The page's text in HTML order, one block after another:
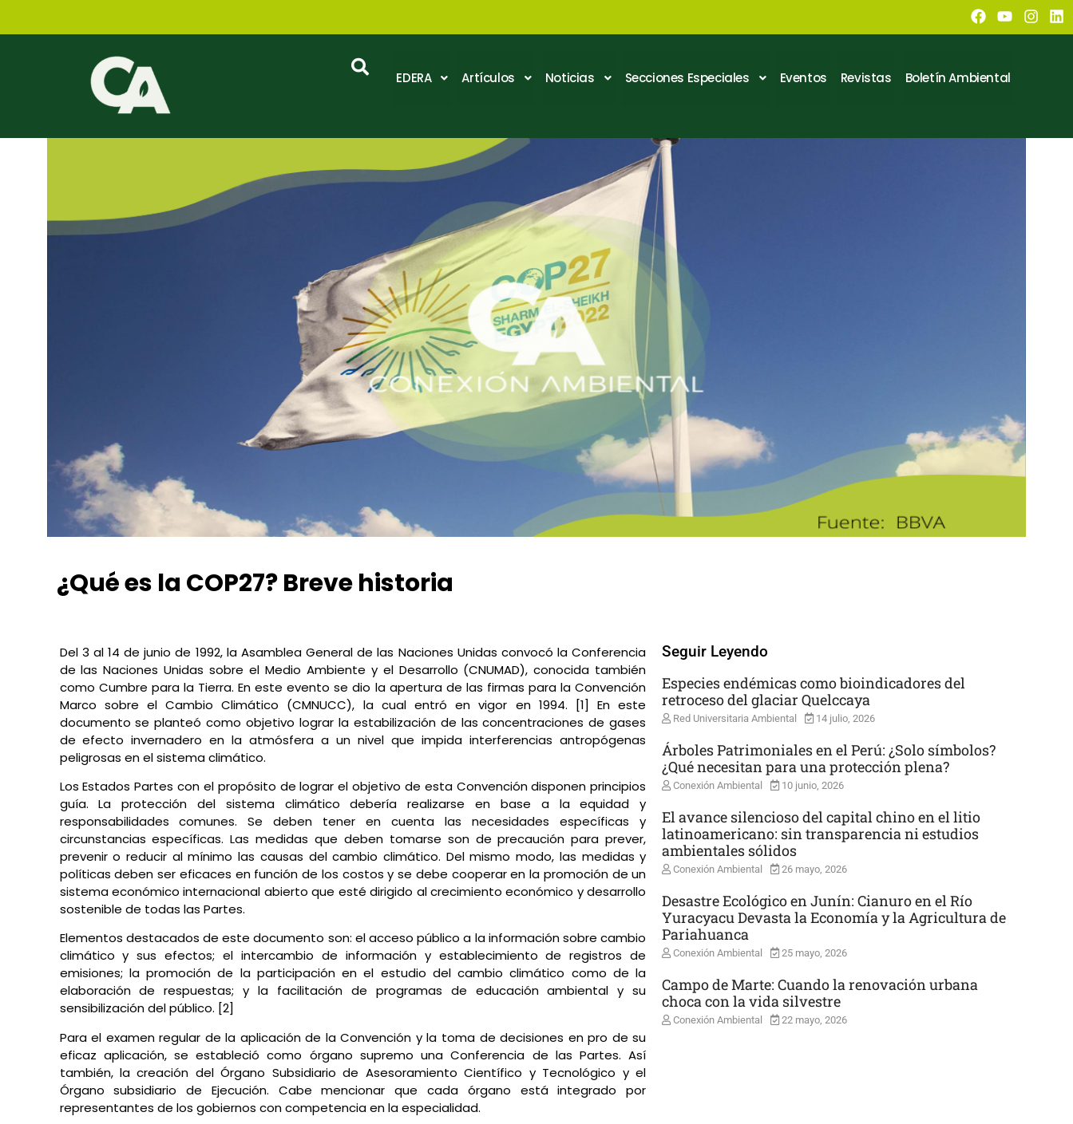
EDERA Artículos Noticias Secciones Especiales Eventos Revistas Boletín Ambiental
¿Qué es la COP27? Breve historia
Del 3 al 14 de junio de 1992, la Asamblea General de las Naciones Unidas convocó la Conferencia
de las Naciones Unidas sobre el Medio Ambiente y el Desarrollo (CNUMAD), conocida también
como Cumbre para la Tierra. En este evento se dio la apertura de las firmas para la Convención
Marco sobre el Cambio Climático (CMNUCC), la cual entró en vigor en 1994. [1] En este
documento se planteó como objetivo lograr la estabilización de las concentraciones de gases
de efecto invernadero en la atmósfera a un nivel que impida interferencias antropógenas
peligrosas en el sistema climático.
Los Estados Partes con el propósito de lograr el objetivo de esta Convención disponen principios
guía. La protección del sistema climático debería realizarse en base a la equidad y
responsabilidades comunes. Se deben tener en cuenta las necesidades específicas y
circunstancias específicas. Las medidas que deben tomarse son de precaución para prever,
prevenir o reducir al mínimo las causas del cambio climático. Del mismo modo, las medidas y
políticas deben ser eficaces en función de los costos y se debe cooperar en la promoción de un
sistema económico internacional abierto que esté dirigido al crecimiento económico y desarrollo
sostenible de todas las Partes.
Elementos destacados de este documento son: el acceso público a la información sobre cambio
climático y sus efectos; el intercambio de información y establecimiento de registros de
emisiones; la promoción de la participación en el estudio del cambio climático como de la
elaboración de respuestas; y la facilitación de programas de educación ambiental y su
sensibilización del público. [2]
Para el examen regular de la aplicación de la Convención y la toma de decisiones en pro de su
eficaz aplicación, se estableció como órgano supremo una Conferencia de las Partes. Así
también, la creación del Órgano Subsidiario de Asesoramiento Científico y Tecnológico y el
Órgano subsidiario de Ejecución. Cabe mencionar que cada órgano está integrado por
representantes de los gobiernos con competencia en la especialidad.
Seguir Leyendo
Especies endémicas como bioindicadores del
retroceso del glaciar Quelccaya
Red Universitaria Ambiental 14 julio, 2026
Árboles Patrimoniales en el Perú: ¿Solo símbolos?
¿Qué necesitan para una protección plena?
Conexión Ambiental 10 junio, 2026
El avance silencioso del capital chino en el litio
latinoamericano: sin transparencia ni estudios
ambientales sólidos
Conexión Ambiental 26 mayo, 2026
Desastre Ecológico en Junín: Cianuro en el Río
Yuracyacu Devasta la Economía y la Agricultura de
Pariahuanca
Conexión Ambiental 25 mayo, 2026
Campo de Marte: Cuando la renovación urbana
choca con la vida silvestre
Conexión Ambiental 22 mayo, 2026